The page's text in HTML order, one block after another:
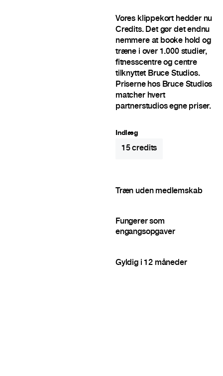
Vores klippekort hedder nu
Credits. Det gør det endnu
nemmere at booke hold og
træne i over 1.000 studier,
fitnesscentre og centre
tilknyttet Bruce Studios.
Priserne hos Bruce Studios
matcher hvert
partnerstudios egne priser.
Indlæg
15credits
Træn uden medlemskab
Fungerer som
engangsopgaver
Gyldig i 12 måneder